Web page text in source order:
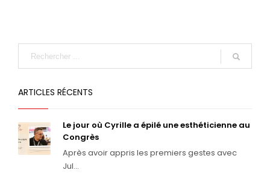
ARTICLES RÉCENTS
Le jour où Cyrille a épilé une esthéticienne au
Congrès
Après avoir appris les premiers gestes avec
Jul...